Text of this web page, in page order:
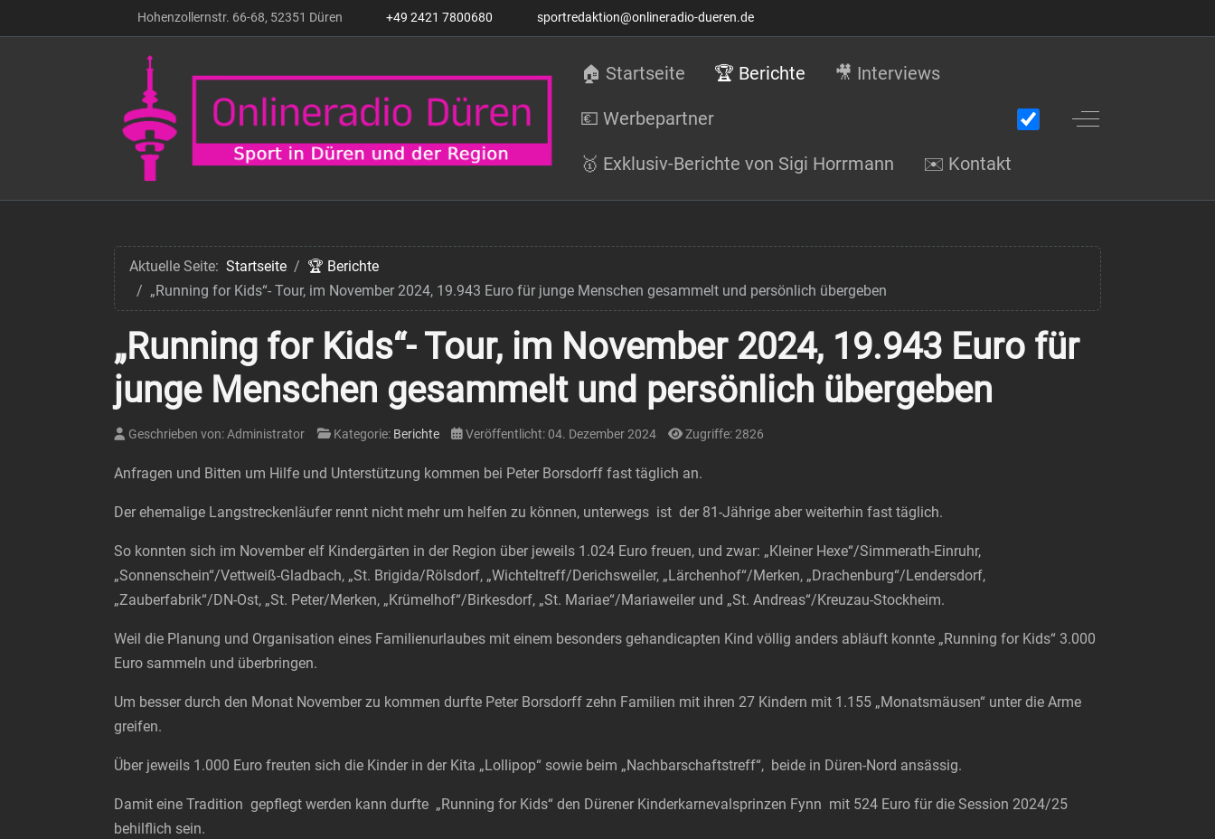
Hohenzollernstr. 66-68, 52351 Düren +49 2421 7800680 sportredaktion@onlineradio-dueren.de
🏠 Startseite 🏆 Berichte 🎥 Interviews
💶 Werbepartner
🥇 Exklusiv-Berichte von Sigi Horrmann ✉️ Kontakt
Off-Canvas Toggle
Aktuelle Seite: Startseite
🏆 Berichte
„Running for Kids“- Tour, im November 2024, 19.943 Euro für junge Menschen gesammelt und persönlich übergeben
„Running for Kids“- Tour, im November 2024, 19.943 Euro für
junge Menschen gesammelt und persönlich übergeben
Geschrieben von:Administrator Kategorie: Berichte Veröffentlicht: 04. Dezember 2024 Zugriffe: 2826
Anfragen und Bitten um Hilfe und Unterstützung kommen bei Peter Borsdorff fast täglich an.
Der ehemalige Langstreckenläufer rennt nicht mehr um helfen zu können, unterwegs ist der 81-Jährige aber weiterhin fast täglich.
So konnten sich im November elf Kindergärten in der Region über jeweils 1.024 Euro freuen, und zwar: „Kleiner Hexe“/Simmerath-Einruhr,
„Sonnenschein“/Vettweiß-Gladbach, „St. Brigida/Rölsdorf, „Wichteltreff/Derichsweiler, „Lärchenhof“/Merken, „Drachenburg“/Lendersdorf,
„Zauberfabrik“/DN-Ost, „St. Peter/Merken, „Krümelhof“/Birkesdorf, „St. Mariae“/Mariaweiler und „St. Andreas“/Kreuzau-Stockheim.
Weil die Planung und Organisation eines Familienurlaubes mit einem besonders gehandicapten Kind völlig anders abläuft konnte „Running for Kids“ 3.000
Euro sammeln und überbringen.
Um besser durch den Monat November zu kommen durfte Peter Borsdorff zehn Familien mit ihren 27 Kindern mit 1.155 „Monatsmäusen“ unter die Arme
greifen.
Über jeweils 1.000 Euro freuten sich die Kinder in der Kita „Lollipop“ sowie beim „Nachbarschaftstreff“, beide in Düren-Nord ansässig.
Damit eine Tradition gepflegt werden kann durfte „Running for Kids“ den Dürener Kinderkarnevalsprinzen Fynn mit 524 Euro für die Session 2024/25
behilflich sein.